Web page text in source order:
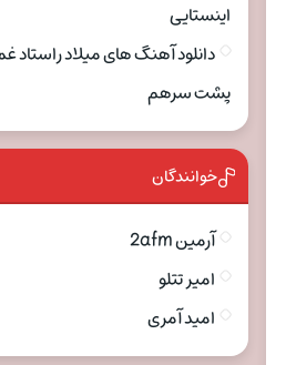
اینستایی
دانلود آهنگ های میلاد
پشت سرهم
خوانندگان
آرمین 2afm
امیر تتلو
امید آمری